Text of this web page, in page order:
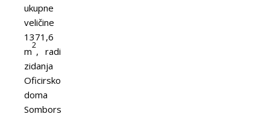
ukupne
veličine
1371,6
m
2
, radi
zidanja
Oficirskog
doma
Somborskog